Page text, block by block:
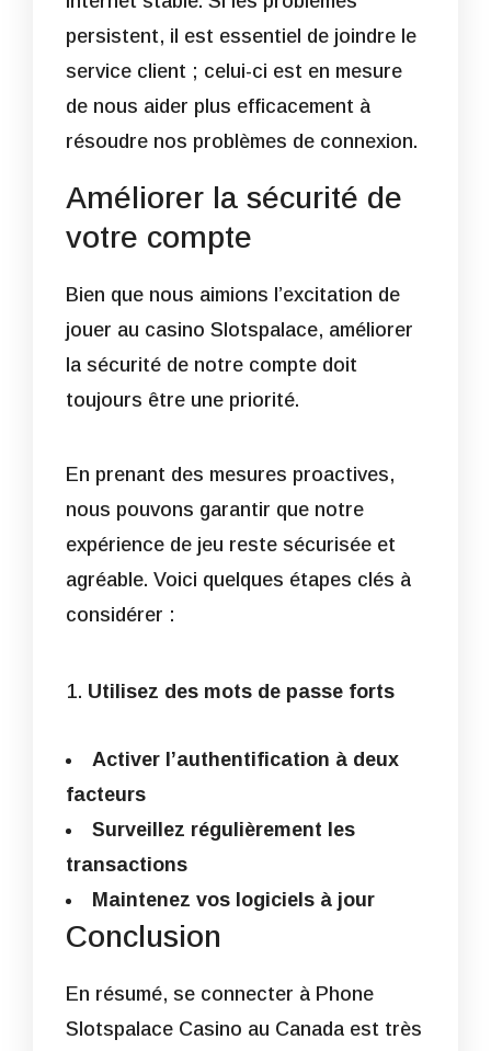
persistent, il est essentiel de joindre le
service client ; celui-ci est en mesure
de nous aider plus efficacement à
résoudre nos problèmes de connexion.
Améliorer la sécurité de
votre compte
Bien que nous aimions l’excitation de
jouer au casino Slotspalace, améliorer
la sécurité de notre compte doit
toujours être une priorité.
En prenant des mesures proactives,
nous pouvons garantir que notre
expérience de jeu reste sécurisée et
agréable. Voici quelques étapes clés à
considérer :
Utilisez des mots de passe forts
Activer l’authentification à deux
facteurs
Surveillez régulièrement les
transactions
Maintenez vos logiciels à jour
Conclusion
En résumé, se connecter à Phone
Slotspalace Casino au Canada est très